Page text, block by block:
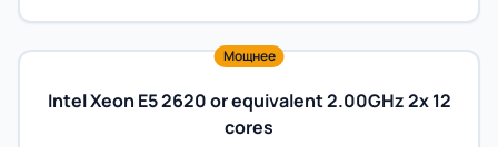
Мощнее
Intel Xeon E5 2620 or equivalent 2.00GHz 2x 12
cores